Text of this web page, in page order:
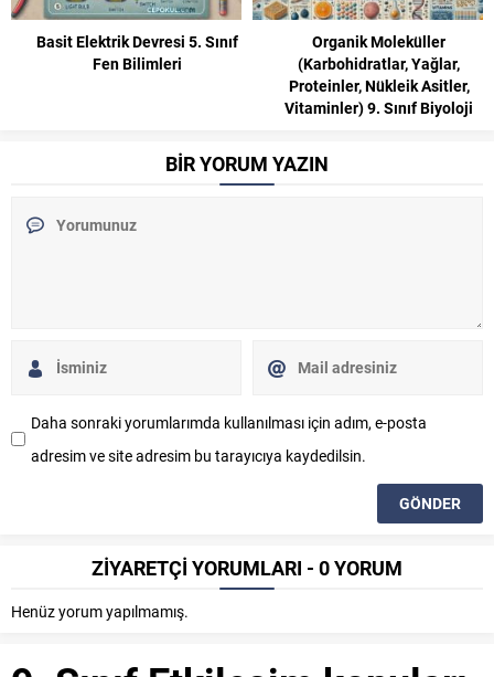
Basit Elektrik Devresi 5. Sınıf
Fen Bilimleri
Organik Moleküller
(Karbohidratlar, Yağlar,
Proteinler, Nükleik Asitler,
Vitaminler) 9. Sınıf Biyoloji
BİR YORUM YAZIN
Daha sonraki yorumlarımda kullanılması için adım, e-posta
adresim ve site adresim bu tarayıcıya kaydedilsin.
ZİYARETÇİ YORUMLARI - 0 YORUM
Henüz yorum yapılmamış.